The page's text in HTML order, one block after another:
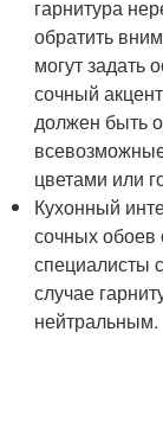
гарнитура
обратить
могут
сочный
должен быть
цветами или
Кухонный
сочных
специалисты
случае
нейтральным.